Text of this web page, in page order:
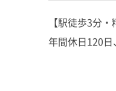
【駅徒歩3分
年間休日120日